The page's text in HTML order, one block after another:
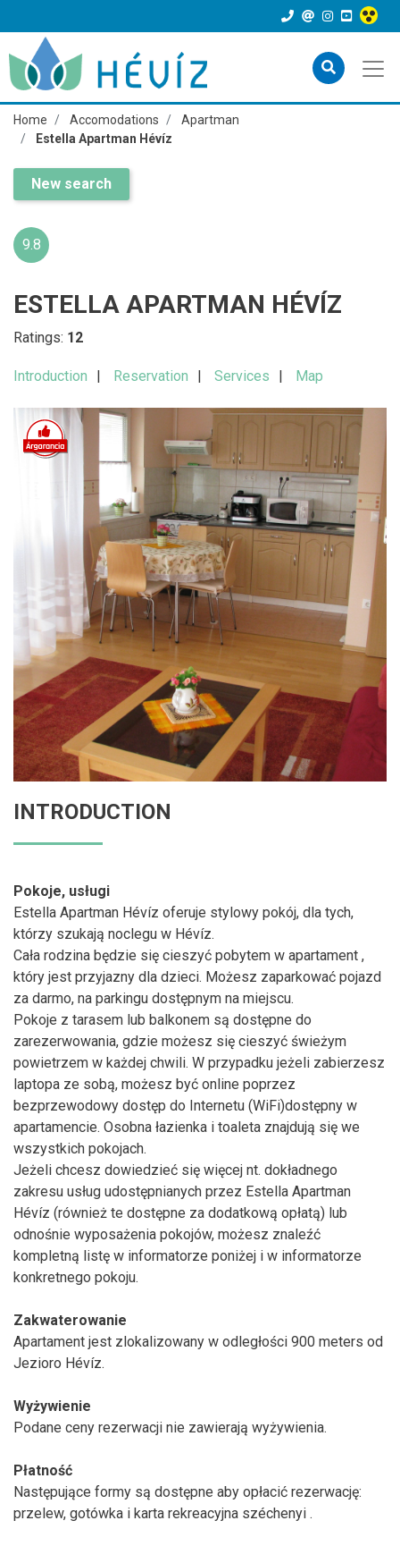
Home Accomodations
Apartman
Estella Apartman Hévíz
New search
9.8
ESTELLA APARTMAN HÉVÍZ
Ratings: 12
Introduction Reservation Services Map
INTRODUCTION
Pokoje, usługi
Estella Apartman Hévíz oferuje stylowy pokój, dla tych,
którzy szukają noclegu w Hévíz.
Cała rodzina będzie się cieszyć pobytem w apartament ,
który jest przyjazny dla dzieci. Możesz zaparkować pojazd
za darmo, na parkingu dostępnym na miejscu.
Pokoje z tarasem lub balkonem są dostępne do
zarezerwowania, gdzie możesz się cieszyć świeżym
powietrzem w każdej chwili. W przypadku jeżeli zabierzesz
laptopa ze sobą, możesz być online poprzez
bezprzewodowy dostęp do Internetu (WiFi)dostępny w
apartamencie. Osobna łazienka i toaleta znajdują się we
wszystkich pokojach.
Jeżeli chcesz dowiedzieć się więcej nt. dokładnego
zakresu usług udostępnianych przez Estella Apartman
Hévíz (również te dostępne za dodatkową opłatą) lub
odnośnie wyposażenia pokojów, możesz znaleźć
kompletną listę w informatorze poniżej i w informatorze
konkretnego pokoju.
Zakwaterowanie
Apartament jest zlokalizowany w odległości 900 meters od
Jezioro Hévíz.
Wyżywienie
Podane ceny rezerwacji nie zawierają wyżywienia.
Płatność
Następujące formy są dostępne aby opłacić rezerwację:
przelew, gotówka i karta rekreacyjna széchenyi .